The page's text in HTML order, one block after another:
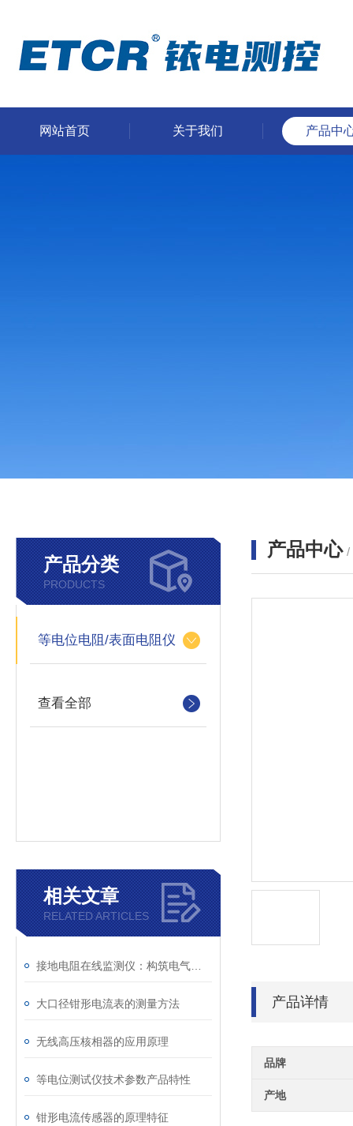
网站首页 关于我们 产品中
产品分类
PRODUCTS
等电位电阻/表面电阻仪
查看全部
相关文章
RELATED ARTICLES
大口径钳形电流表的测量方法
无线高压核相器的应用原理
等电位测试仪技术参数产品特性
钳形电流传感器的原理特征
产品中心 /
产品详情
品牌
产地